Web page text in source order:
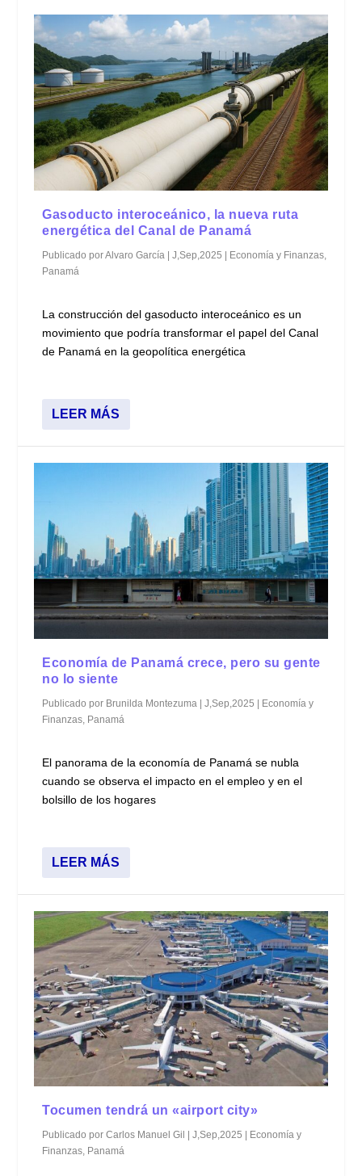
Gasoducto interoceánico, la nueva ruta
energética del Canal de Panamá
Publicado porAlvaro García |J,Sep,2025 | Economía y Finanzas
Panamá
La construcción del gasoducto interoceánico es un
movimiento que podría transformar el papel del Canal
de Panamá en la geopolítica energética
LEER MÁS
Economía de Panamá crece, pero su gente
no lo siente
Publicado por Brunilda Montezuma |J,Sep,2025 | Economía y
Finanzas Panamá
El panorama de la economía de Panamá se nubla
cuando se observa el impacto en el empleo y en el
bolsillo de los hogares
LEER MÁS
Tocumen tendrá un «airport city»
Publicado porCarlos Manuel Gil |J,Sep,2025
Economía y
Finanzas, Panamá